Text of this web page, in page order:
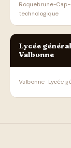
Roquebrune-Cap-
technologique
Lycée
Valbonne
Valbonne · Lycée